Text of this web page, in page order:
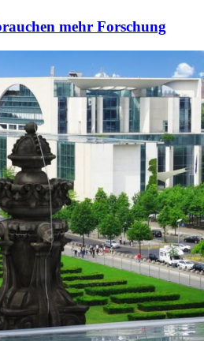
mehr Forschung